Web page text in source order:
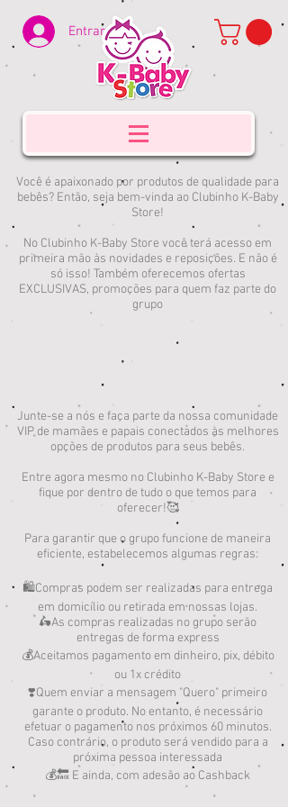
Entrar
Você é apaixonado por produtos de qualidade para
bebês? Então, seja bem-vinda ao Clubinho K-Baby
Store!
No Clubinho K-Baby Store você terá acesso em
primeira mão às novidades e reposições. E não é
só isso! Também oferecemos ofertas
EXCLUSIVAS, promoções para quem faz parte do
grupo
Junte-se a nós e faça parte da nossa comunidade
VIP de mamães e papais conectados às melhores
opções de produtos para seus bebês.
Entre agora mesmo no Clubinho K-Baby Store e
fique por dentro de tudo o que temos para
oferecer!🥰
Para garantir que o grupo funcione de maneira
eficiente, estabelecemos algumas regras:
🛍️Compras podem ser realizadas para entrega
em domicílio ou retirada em nossas lojas.
🛵As compras realizadas no grupo serão
entregas de forma express
💰Aceitamos pagamento em dinheiro, pix, débito
ou 1x crédito
❣️Quem enviar a mensagem "Quero" primeiro
garante o produto. No entanto, é necessário
efetuar o pagamento nos próximos 60 minutos.
Caso contrário, o produto será vendido para a
próxima pessoa interessada
💰🔙 E ainda, com adesão ao Cashback